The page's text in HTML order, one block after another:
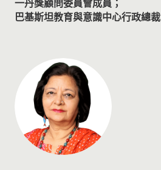
一丹獎顧問委員會成員；
巴基斯坦教育與意識中心行政總裁